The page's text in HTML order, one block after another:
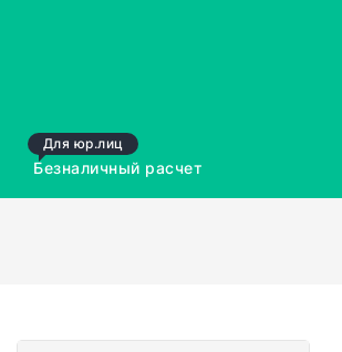
Для юр.лиц
Безналичный расчет